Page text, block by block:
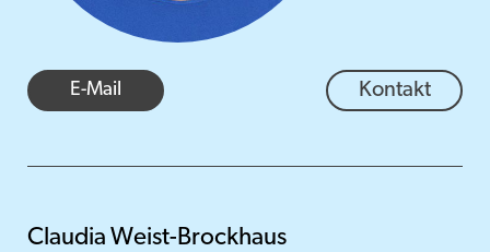
E-Mail Kontakt
Claudia Weist-Brockhaus